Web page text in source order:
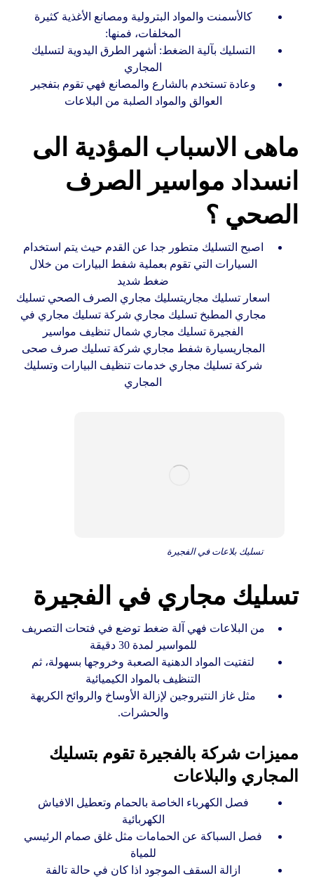
كالأسمنت والمواد البترولية ومصانع الأغذية كثيرة
المخلفات، فمنها:
التسليك بآلية الضغط: أشهر الطرق اليدوية لتسليك
المجاري
وعادة تستخدم بالشارع والمصانع فهي تقوم بتفجير
العوالق والمواد الصلبة من البلاعات
ماهى الاسباب المؤدية الى
انسداد مواسير الصرف
الصحي ؟
اصبح التسليك متطور جدا عن القدم حيث يتم استخدام
السيارات التي تقوم بعملية شفط البيارات من خلال
ضغط شديد
اسعار تسليك مجاريتسليك مجاري الصرف الصحي تسليك
مجاري المطبخ تسليك مجاري شركة تسليك مجاري في
الفجيرة تسليك مجاري شمال تنظيف مواسير
المجاريسيارة شفط مجاري شركة تسليك صرف صحى
شركة تسليك مجاري خدمات تنظيف البيارات وتسليك
المجاري
تسليك بلاعات في الفجيرة
تسليك مجاري في الفجيرة
من البلاعات فهي آلة ضغط توضع في فتحات التصريف
للمواسير لمدة 30 دقيقة
لتفتيت المواد الدهنية الصعبة وخروجها بسهولة، ثم
التنظيف بالمواد الكيميائية
مثل غاز النتيروجين لإزالة الأوساخ والروائح الكريهة
والحشرات.
مميزات شركة بالفجيرة تقوم بتسليك
المجاري والبلاعات
فصل الكهرباء الخاصة بالحمام وتعطيل الافياش
الكهربائية
فصل السباكة عن الحمامات مثل غلق صمام الرئيسي
للمياة
ازالة السقف الموجود اذا كان في حالة تالفة